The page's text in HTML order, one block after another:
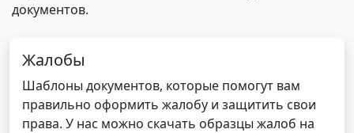
документов.
Жалобы
Шаблоны документов, которые помогут вам
правильно оформить жалобу и защитить свои
права. У нас можно скачать образцы жалоб на